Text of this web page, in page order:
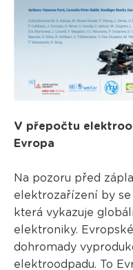
V přepočtu
Evropa
Na pozoru před
elektrozařízení by
která vykazuje
elektroniky.
dohromady
elektroodpadu. To